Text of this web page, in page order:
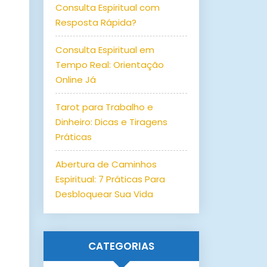
Consulta Espiritual com
Resposta Rápida?
Consulta Espiritual em
Tempo Real: Orientação
Online Já
Tarot para Trabalho e
Dinheiro: Dicas e Tiragens
Práticas
Abertura de Caminhos
Espiritual: 7 Práticas Para
Desbloquear Sua Vida
CATEGORIAS